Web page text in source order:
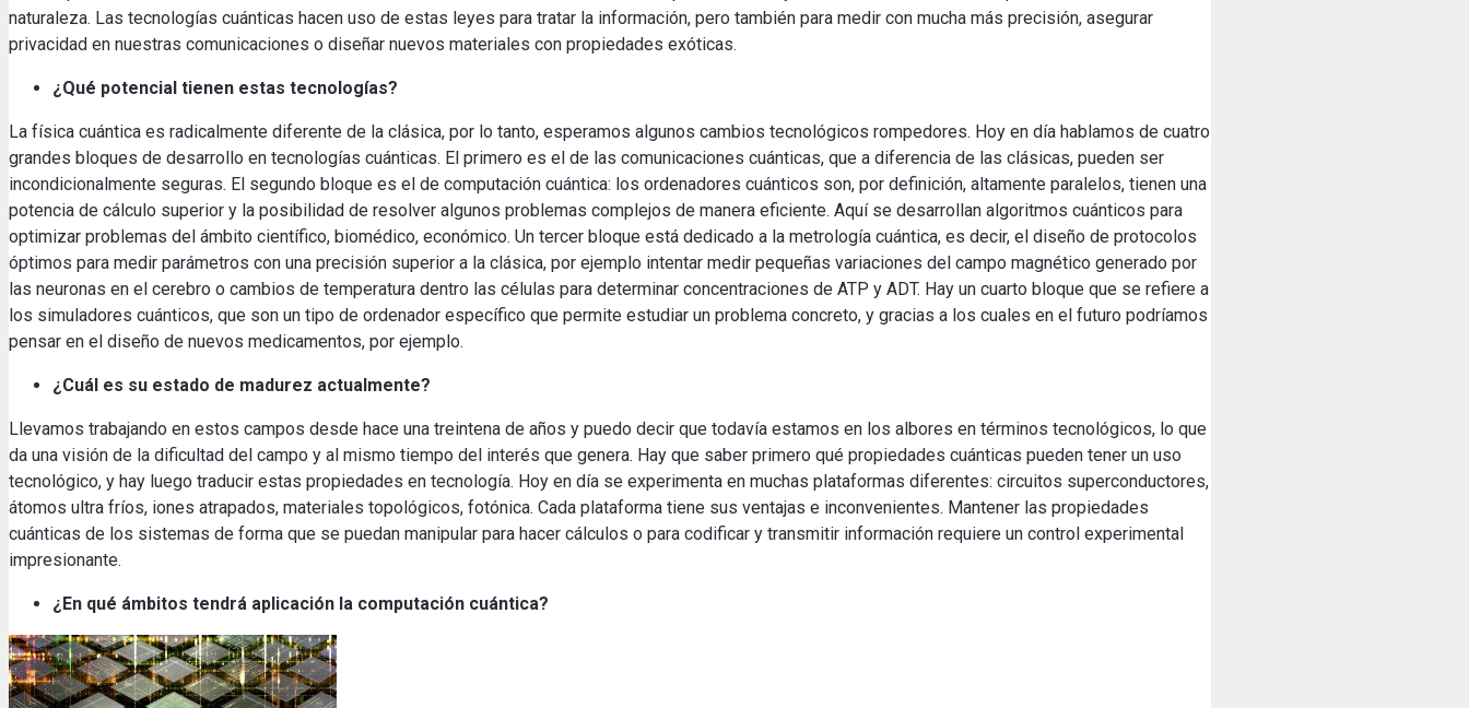
naturaleza. Las tecnologías cuánticas hacen uso de estas leyes para tratar la información, pero también para medir con mucha más precisión, asegurar
privacidad en nuestras comunicaciones o diseñar nuevos materiales con propiedades exóticas.
¿Qué potencial tienen estas tecnologías?
La física cuántica es radicalmente diferente de la clásica, por lo tanto, esperamos algunos cambios tecnológicos rompedores. Hoy en día hablamos de cuatro
grandes bloques de desarrollo en tecnologías cuánticas. El primero es el de las comunicaciones cuánticas, que a diferencia de las clásicas, pueden ser
incondicionalmente seguras. El segundo bloque es el de computación cuántica: los ordenadores cuánticos son, por definición, altamente paralelos, tienen una
potencia de cálculo superior y la posibilidad de resolver algunos problemas complejos de manera eficiente. Aquí se desarrollan algoritmos cuánticos para
optimizar problemas del ámbito científico, biomédico, económico. Un tercer bloque está dedicado a la metrología cuántica, es decir, el diseño de protocolos
óptimos para medir parámetros con una precisión superior a la clásica, por ejemplo intentar medir pequeñas variaciones del campo magnético generado por
las neuronas en el cerebro o cambios de temperatura dentro las células para determinar concentraciones de ATP y ADT. Hay un cuarto bloque que se refiere a
los simuladores cuánticos, que son un tipo de ordenador específico que permite estudiar un problema concreto, y gracias a los cuales en el futuro podríamos
pensar en el diseño de nuevos medicamentos, por ejemplo.
¿Cuál es su estado de madurez actualmente?
Llevamos trabajando en estos campos desde hace una treintena de años y puedo decir que todavía estamos en los albores en términos tecnológicos, lo que
da una visión de la dificultad del campo y al mismo tiempo del interés que genera. Hay que saber primero qué propiedades cuánticas pueden tener un uso
tecnológico, y hay luego traducir estas propiedades en tecnología. Hoy en día se experimenta en muchas plataformas diferentes: circuitos superconductores,
átomos ultra fríos, iones atrapados, materiales topológicos, fotónica. Cada plataforma tiene sus ventajas e inconvenientes. Mantener las propiedades
cuánticas de los sistemas de forma que se puedan manipular para hacer cálculos o para codificar y transmitir información requiere un control experimental
impresionante.
¿En qué ámbitos tendrá aplicación la computación cuántica?